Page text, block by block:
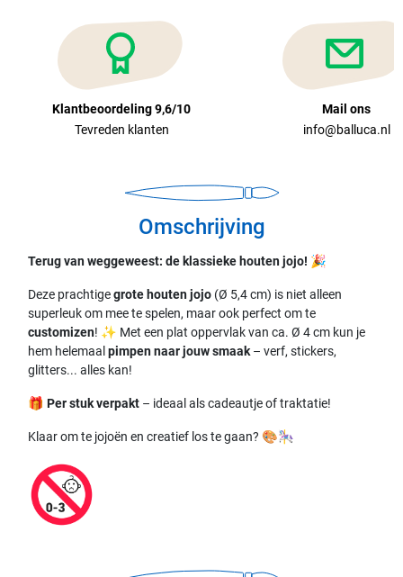
Klantbeoordeling 9,6/10
Tevreden klanten
Mail ons
info@balluca.nl
Omschrijving
Terug van weggeweest: de klassieke houten jojo! 🎉
Deze prachtigegrote houten jojo (Ø 5,4 cm) is niet alleen
superleuk om mee te spelen, maar ook perfect om te
customizen! ✨ Met een plat oppervlak van ca. Ø 4 cm kun je
hem helemaalpimpen naar jouw smaak – verf, stickers,
glitters... alles kan!
🎁Per stuk verpakt – ideaal als cadeautje of traktatie!
Klaar om te jojoën en creatief los te gaan? 🎨🎠